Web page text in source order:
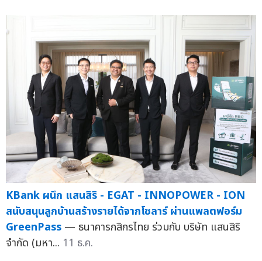
KBank ผนึก แสนสิริ - EGAT - INNOPOWER - ION
สนับสนุนลูกบ้านสร้างรายได้จากโซลาร์ ผ่านแพลตฟอร์ม
GreenPass — ธนาคารกสิกรไทย ร่วมกับ บริษัท แสนสิริ
จำกัด (มหา... 11 ธ.ค.